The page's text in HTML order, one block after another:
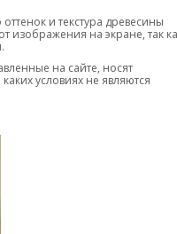
и текстура древесины
изображения на экране, так
на сайте, носят
условиях не являются